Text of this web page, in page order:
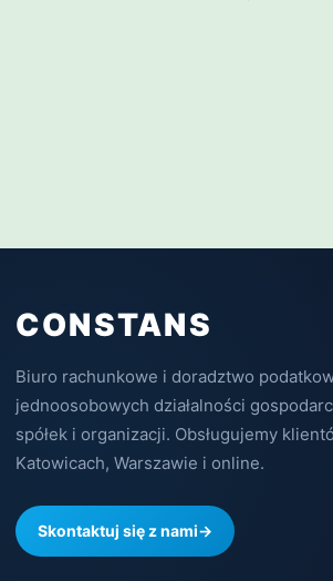
CONSTANS
Biuro rachunkowe i doradztwo
jednoosobowych działalności
spółek i organizacji. Obsługujemy
Katowicach, Warszawie i online.
Skontaktuj się z nami→